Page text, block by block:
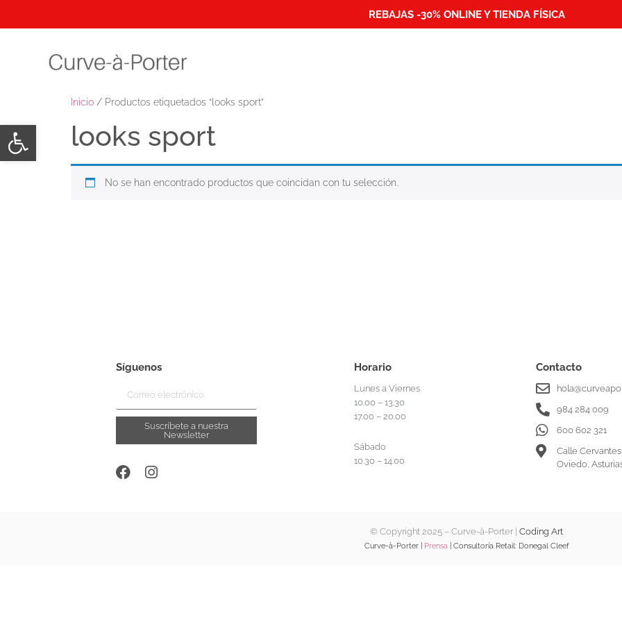
Abrir barra de herramientas
REBAJAS -30% ONLINE Y TIENDA FÍSICA
Inicio / Productos etiquetados “looks sport”
looks sport
No se han encontrado productos que coincidan con tu selección.
Síguenos
Suscríbete a nuestra
Newsletter
Horario
Lunes a Viernes
10.00 – 13.30
17.00 – 20.00
Sábado
10.30 – 14.00
Contacto
984 284 009
600 602 321
Calle
Oviedo,
© Copyright 2025 – Curve-à-Porter | Coding Art
Curve-à-Porter | Prensa| Consultoría Retail: Donegal Cleef